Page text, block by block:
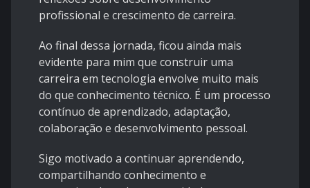
profissional e crescimento de carreira.
Ao final dessa jornada, ficou ainda mais
evidente para mim que construir uma
carreira em tecnologia envolve muito mais
do que conhecimento técnico. É um processo
contínuo de aprendizado, adaptação,
colaboração e desenvolvimento pessoal.
Sigo motivado a continuar aprendendo,
compartilhando conhecimento e